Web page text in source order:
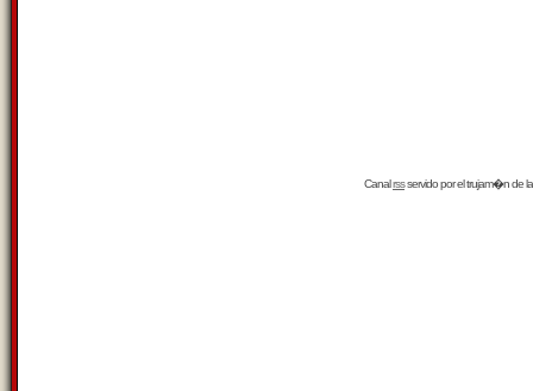
Canalrssservido por eltrujam�nde